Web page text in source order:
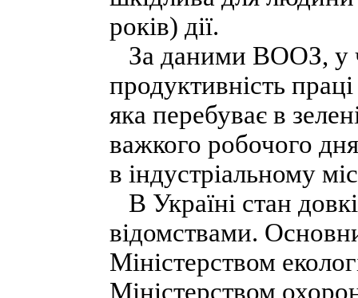
років) дії.
За даними ВООЗ, у
продуктивність
яка перебуває в
важкого робочого
в індустріальному
В Україні стан
відомствами.
Міністерством
Міністерством